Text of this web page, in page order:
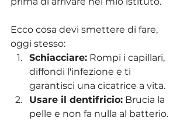
Ecco cosa devi smettere di fare,
oggi stesso:
Schiacciare: Rompi i capillari,
diffondi l'infezione e ti
garantisci una cicatrice a vita.
Usare il dentifricio: Brucia la
pelle e non fa nulla al batterio.